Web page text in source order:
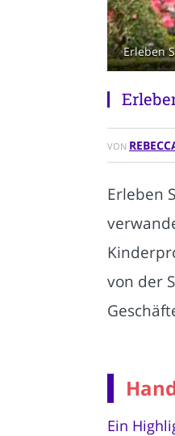
Erleben
VON
Erleben
von der
Ein